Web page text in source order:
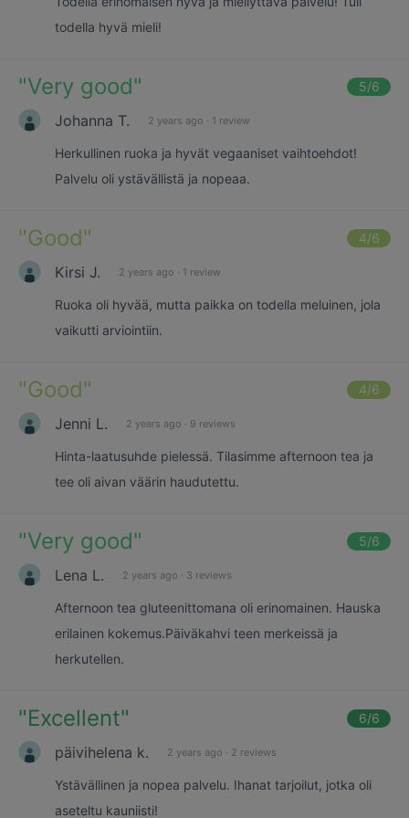
todella hyvä mieli!
"Very good" 5/6
Johanna T. 2 years ago · 1 review
Herkullinen ruoka ja hyvät vegaaniset vaihtoehdot!
Palvelu oli ystävällistä ja nopeaa.
"Good" 4/6
Kirsi J. 2 years ago · 1 review
Ruoka oli hyvää, mutta paikka on todella meluinen, jola
vaikutti arviointiin.
"Good" 4/6
Jenni L. 2 years ago · 9 reviews
Hinta-laatusuhde pielessä. Tilasimme afternoon tea ja
tee oli aivan väärin haudutettu.
"Very good" 5/6
Lena L. 2 years ago · 3 reviews
Afternoon tea gluteenittomana oli erinomainen. Hauska
erilainen kokemus.Päiväkahvi teen merkeissä ja
herkutellen.
"Excellent" 6/6
päivihelena k. 2 years ago · 2 reviews
Ystävällinen ja nopea palvelu. Ihanat tarjoilut, jotka oli
aseteltu kauniisti!